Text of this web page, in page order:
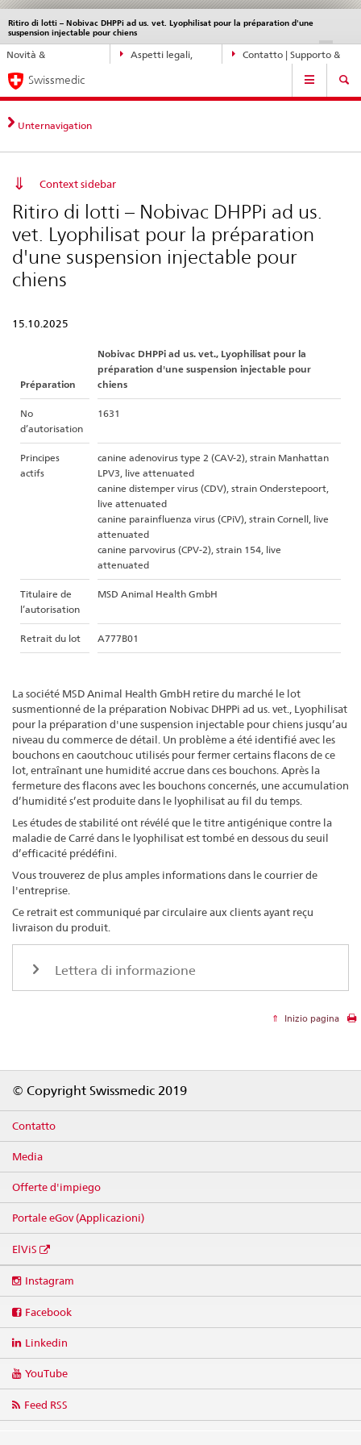
Navigazione
diretta:
novità,
aspetti
legali,
contatto
Novità &
Aspetti legali,
Contatto | Supporto &
Ritiro di lotti – Nobivac DHPPi ad us. vet. Lyophilisat pour la préparation d'une
suspension injectable pour chiens
DE IT
Service
navigation
Navigation
Swissmedic
Unternavigation
Context sidebar
Ritiro di lotti – Nobivac DHPPi ad us.
vet. Lyophilisat pour la préparation
d'une suspension injectable pour
chiens
15.10.2025
Préparation
Nobivac DHPPi ad us. vet., Lyophilisat pour la
préparation d'une suspension injectable pour
chiens
No
d’autorisation
1631
Principes
actifs
canine adenovirus type 2 (CAV-2), strain Manhattan
LPV3, live attenuated
canine distemper virus (CDV), strain Onderstepoort,
live attenuated
canine parainfluenza virus (CPiV), strain Cornell, live
attenuated
canine parvovirus (CPV-2), strain 154, live
attenuated
Titulaire de
l’autorisation
MSD Animal Health GmbH
Retrait du lot A777B01
La société MSD Animal Health GmbH retire du marché le lot
susmentionné de la préparation Nobivac DHPPi ad us. vet., Lyophilisat
pour la préparation d'une suspension injectable pour chiens jusqu’au
niveau du commerce de détail. Un problème a été identifié avec les
bouchons en caoutchouc utilisés pour fermer certains flacons de ce
lot, entraînant une humidité accrue dans ces bouchons. Après la
fermeture des flacons avec les bouchons concernés, une accumulation
d’humidité s’est produite dans le lyophilisat au fil du temps.
Les études de stabilité ont révélé que le titre antigénique contre la
maladie de Carré dans le lyophilisat est tombé en dessous du seuil
d’efficacité prédéfini.
Vous trouverez de plus amples informations dans le courrier de
l'entreprise.
Ce retrait est communiqué par circulaire aux clients ayant reçu
livraison du produit.
Lettera di informazione
Inizio pagina
© Copyright Swissmedic 2019
Contatto
Media
Offerte d'impiego
Portale eGov (Applicazioni)
ElViS
media
Instagram
Facebook
Linkedin
YouTube
Feed RSS